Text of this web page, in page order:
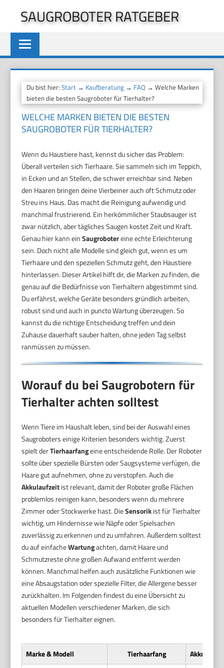
springen
SAUGROBOTER RATGEBER
Du bist hier:Start → Kaufberatung → FAQ → Welche Marken
bieten die besten Saugroboter für Tierhalter?
WELCHE MARKEN BIETEN DIE BESTEN
SAUGROBOTER FÜR TIERHALTER?
Wenn du Haustiere hast, kennst du sicher das Problem:
Überall verteilen sich Tierhaare. Sie sammeln sich im Teppich,
in Ecken und an Stellen, die schwer erreichbar sind. Neben
den Haaren bringen deine Vierbeiner auch oft Schmutz oder
Streu ins Haus. Das macht die Reinigung aufwendig und
manchmal frustrierend. Ein herkömmlicher Staubsauger ist
zwar nützlich, aber tägliches Saugen kostet Zeit und Kraft.
Genau hier kann einSaugrobotereine echte Erleichterung
sein. Doch nicht alle Modelle sind gleich gut, wenn es um
Tierhaare und den speziellen Schmutz geht, den Haustiere
hinterlassen. Dieser Artikel hilft dir, die Marken zu finden, die
genau auf die Bedürfnisse von Tierhaltern abgestimmt sind.
Du erfährst, welche Geräte besonders gründlich arbeiten,
robust sind und auch in puncto Wartung überzeugen. So
kannst du die richtige Entscheidung treffen und dein
Zuhause dauerhaft sauber halten, ohne jeden Tag selbst
ranmüssen zu müssen.
Worauf du bei Saugrobotern für
Tierhalter achten solltest
Wenn Tiere im Haushalt leben, sind bei der Auswahl eines
Saugroboters einige Kriterien besonders wichtig. Zuerst
spielt derTierhaarfangeine entscheidende Rolle. Der Roboter
sollte über spezielle Bürsten oder Saugsysteme verfügen, die
Haare gut aufnehmen, ohne zu verstopfen. Auch die
Akkulaufzeitist relevant, damit der Roboter große Flächen
problemlos reinigen kann, besonders wenn du mehrere
Zimmer oder Stockwerke hast. DieSensorikist für Tierhalter
wichtig, um Hindernisse wie Näpfe oder Spielsachen
zuverlässig zu erkennen und zu umfahren. Außerdem solltest
du auf einfacheWartungachten, damit Haare und
Schmutzreste ohne großen Aufwand entfernt werden
können. Manchmal helfen auch zusätzliche Funktionen wie
eine Absaugstation oder spezielle Filter, die Allergene besser
zurückhalten. Im Folgenden findest du eine Übersicht zu
aktuellen Modellen verschiedener Marken, die sich
besonders für Tierhalter eignen.
Marke & Modell Tierhaarfang